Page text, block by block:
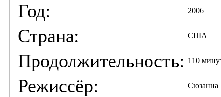
Год: 2006
Страна: США
Продолжительность: 110
Режиссёр: Сюзанна